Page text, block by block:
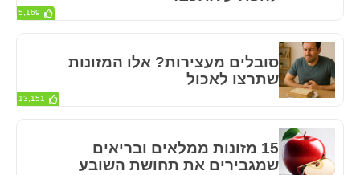
5,169
סובלים מעצירות? אלו המזונות
שתרצו לאכול
13,151
15 מזונות ממלאים ובריאים
שמגבירים את תחושת השובע